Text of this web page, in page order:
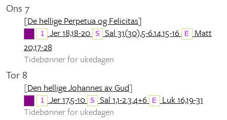
Ons 7
[De hellige Perpetua og Felicitas]
1 Jer 18,18-20 S Sal 31(30),5-6.14.15-16 E
Matt
20,17-28
Tidebønner for ukedagen
Tor 8
[Den hellige Johannes av Gud]
1 Jer 17,5-10 S Sal 1,1-2.3.4+6 E
Luk 16,19-31
Tidebønner for ukedagen